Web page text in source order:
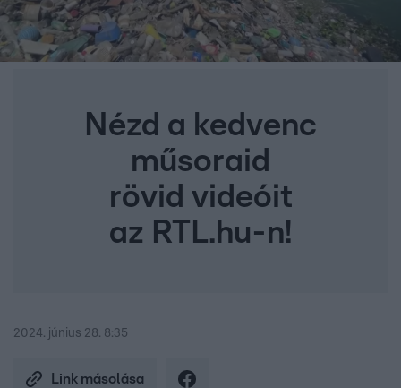
Nézd a kedvenc
műsoraid
rövid videóit
az RTL.hu-n!
2024. június 28. 8:35
Link másolása